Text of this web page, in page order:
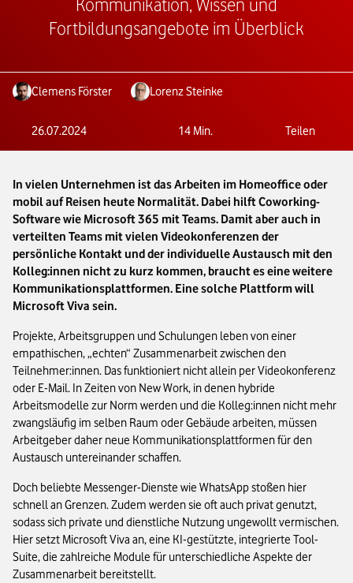
Kommunikation, Wissen und
Fortbildungsangebote im Überblick
Clemens Förster Lorenz Steinke
26.07.2024 14 Min. Teilen
In vielen Unternehmen ist das Arbeiten im Homeoffice oder
mobil auf Reisen heute Normalität. Dabei hilft Coworking-
Software wie Microsoft 365 mit Teams. Damit aber auch in
verteilten Teams mit vielen Videokonferenzen der
persönliche Kontakt und der individuelle Austausch mit den
Kolleg:innen nicht zu kurz kommen, braucht es eine weitere
Kommunikationsplattformen. Eine solche Plattform will
Microsoft Viva sein.
Projekte, Arbeitsgruppen und Schulungen leben von einer
empathischen, „echten“ Zusammenarbeit zwischen den
Teilnehmer:innen. Das funktioniert nicht allein per Videokonferenz
oder E-Mail. In Zeiten von New Work, in denen hybride
Arbeitsmodelle zur Norm werden und die Kolleg:innen nicht mehr
zwangsläufig im selben Raum oder Gebäude arbeiten, müssen
Arbeitgeber daher neue Kommunikationsplattformen für den
Austausch untereinander schaffen.
Doch beliebte Messenger-Dienste wie WhatsApp stoßen hier
schnell an Grenzen. Zudem werden sie oft auch privat genutzt,
sodass sich private und dienstliche Nutzung ungewollt vermischen.
Hier setzt Microsoft Viva an, eine KI-gestützte, integrierte Tool-
Suite, die zahlreiche Module für unterschiedliche Aspekte der
Zusammenarbeit bereitstellt.